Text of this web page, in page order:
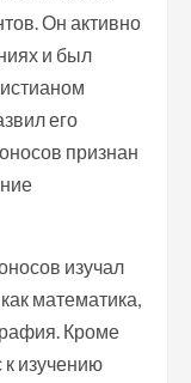
Он активно
и был
его
признан
изучал
математика,
Кроме
изучению